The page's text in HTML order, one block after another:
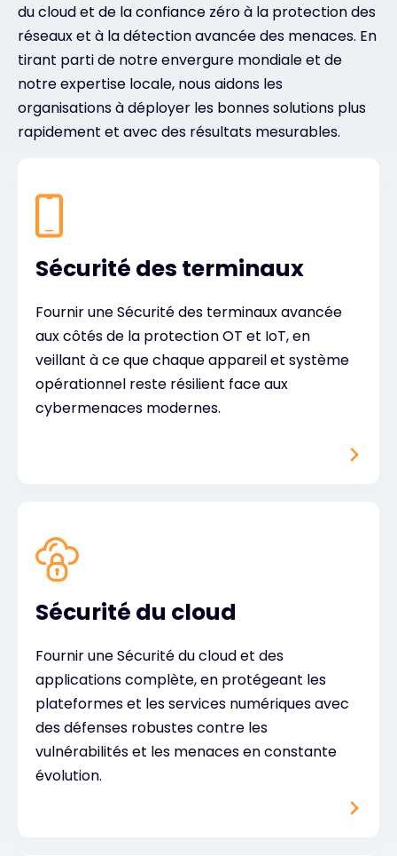
du cloud et de la confiance zéro à la protection des
réseaux et à la détection avancée des menaces. En
tirant parti de notre envergure mondiale et de
notre expertise locale, nous aidons les
organisations à déployer les bonnes solutions plus
rapidement et avec des résultats mesurables.
Sécurité des terminaux
Fournir une Sécurité des terminaux avancée
aux côtés de la protection OT et IoT, en
veillant à ce que chaque appareil et système
opérationnel reste résilient face aux
cybermenaces modernes.
Sécurité du cloud
Fournir une Sécurité du cloud et des
applications complète, en protégeant les
plateformes et les services numériques avec
des défenses robustes contre les
vulnérabilités et les menaces en constante
évolution.